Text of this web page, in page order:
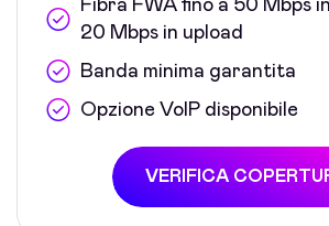
Fibra FWA fino a 50 Mbps
20 Mbps in upload
Banda minima garantita
Opzione VoIP disponibile
VERIFICA